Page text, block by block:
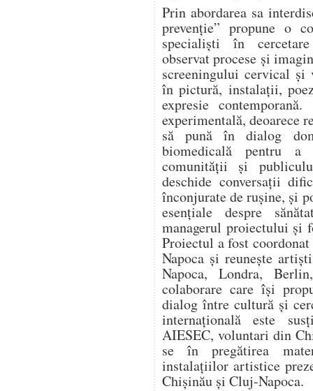
Prin abordarea sa
prevenție” propune o
specialiști în
observat procese și
screeningului cervical și
în pictură, instalații,
expresie
experimentală, deoarece
să pună în dialog
biomedicală pentru a
comunității și
deschide conversații
înconjurate de rușine, și
esențiale despre
managerul proiectului și
Proiectul a fost
Napoca și reunește
Napoca, Londra,
colaborare care își
dialog între cultură și
internațională este
AIESEC, voluntari din
se în pregătirea
instalațiilor artistice
Chișinău și Cluj-Napoca.